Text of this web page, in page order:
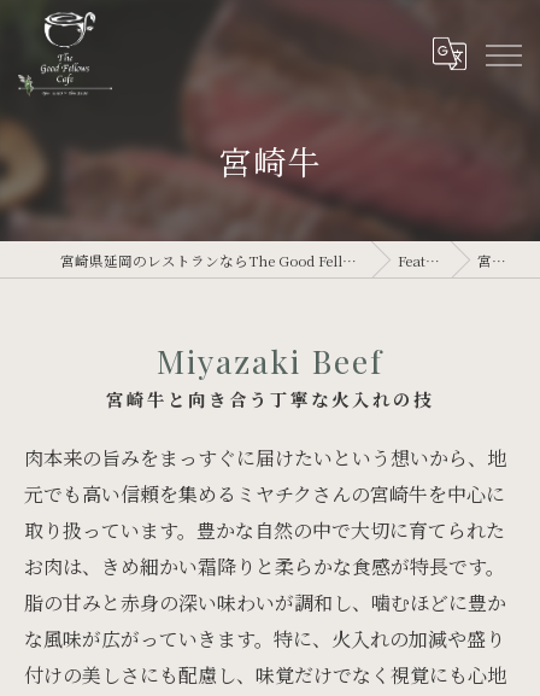
宮崎牛
宮崎県延岡のレストランならThe Good Fellows Cafe Feature 宮崎牛
宮崎牛と向き合う丁寧な火入れの技
Miyazaki Beef
肉本来の旨みをまっすぐに届けたいという想いから、地
元でも高い信頼を集めるミヤチクさんの宮崎牛を中心に
取り扱っています。豊かな自然の中で大切に育てられた
お肉は、きめ細かい霜降りと柔らかな食感が特長です。
脂の甘みと赤身の深い味わいが調和し、噛むほどに豊か
な風味が広がっていきます。特に、火入れの加減や盛り
付けの美しさにも配慮し、味覚だけでなく視覚にも心地